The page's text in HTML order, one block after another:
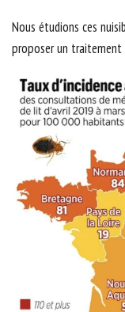
Nous étudions ces
proposer un traitement